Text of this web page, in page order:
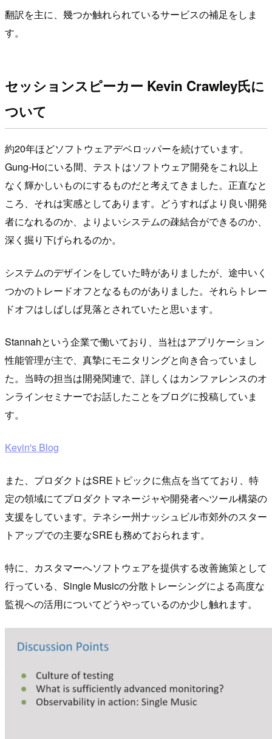
翻訳を主に、幾つか触れられているサービスの補足をしま
す。
セッションスピーカー Kevin Crawley氏に
ついて
約20年ほどソフトウェアデベロッパーを続けています。
Gung-Hoにいる間、テストはソフトウェア開発をこれ以上
なく輝かしいものにするものだと考えてきました。正直なと
ころ、それは実感としてあります。どうすればより良い開発
者になれるのか、よりよいシステムの疎結合ができるのか、
深く掘り下げられるのか。
システムのデザインをしていた時がありましたが、途中いく
つかのトレードオフとなるものがありました。それらトレー
ドオフはしばしば見落とされていたと思います。
Stannahという企業で働いており、当社はアプリケーション
性能管理が主で、真摯にモニタリングと向き合っていまし
た。当時の担当は開発関連で、詳しくはカンファレンスのオ
ンラインセミナーでお話したことをブログに投稿していま
す。
Kevin's Blog
また、プロダクトはSREトピックに焦点を当てており、特
定の領域にてプロダクトマネージャや開発者へツール構築の
支援をしています。テネシー州ナッシュビル市郊外のスター
トアップでの主要なSREも務めておられます。
特に、カスタマーへソフトウェアを提供する改善施策として
行っている、Single Musicの分散トレーシングによる高度な
監視への活用についてどうやっているのか少し触れます。